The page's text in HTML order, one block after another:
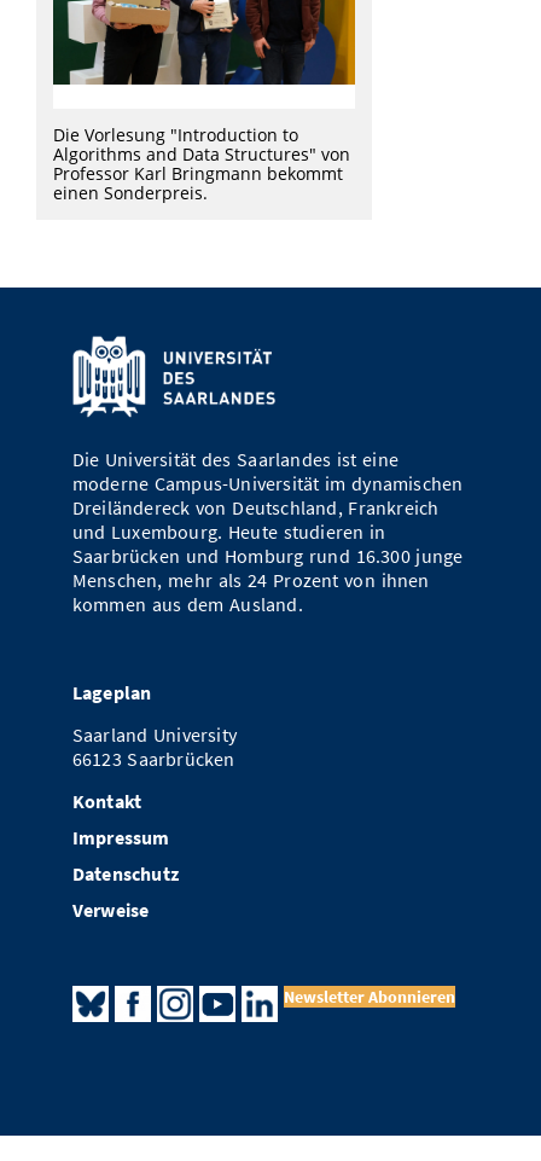
Die Vorlesung "Introduction to
Algorithms and Data Structures" von
Professor Karl Bringmann bekommt
einen Sonderpreis.
Die Universität des Saarlandes ist eine
moderne Campus-Universität im dynamischen
Dreiländereck von Deutschland, Frankreich
und Luxembourg. Heute studieren in
Saarbrücken und Homburg rund 16.300 junge
Menschen, mehr als 24 Prozent von ihnen
kommen aus dem Ausland.
Lageplan
Saarland University
66123 Saarbrücken
Kontakt
Impressum
Datenschutz
Verweise
Newsletter Abonnieren